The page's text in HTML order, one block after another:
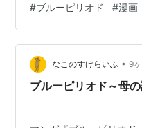
行動がとても多い。自分
い。だからとても好きで
躓いている問題が、ちょ
ってる問題と似てて、主
う？とすごくワクワクし
#ブルーピリオド #漫画
なこのすけらいふ • 9
ブルーピリオド～母